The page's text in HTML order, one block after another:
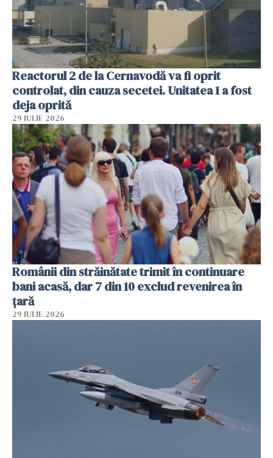
Reactorul 2 de la Cernavodă va fi oprit
controlat, din cauza secetei. Unitatea 1 a fost
deja oprită
29 IULIE 2026
Românii din străinătate trimit în continuare
bani acasă, dar 7 din 10 exclud revenirea în
țară
29 IULIE 2026